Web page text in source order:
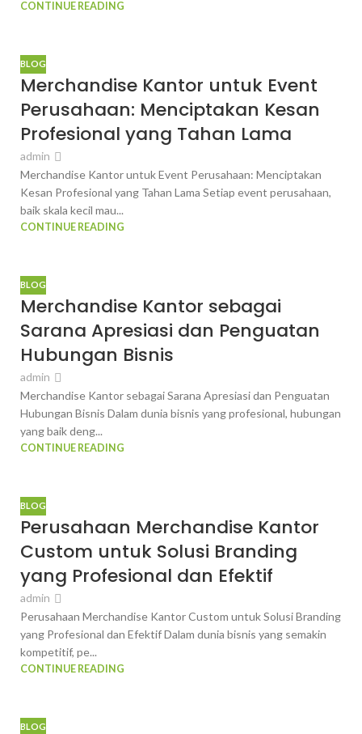
CONTINUE READING
BLOG
Merchandise Kantor untuk Event
Perusahaan: Menciptakan Kesan
Profesional yang Tahan Lama
admin
Merchandise Kantor untuk Event Perusahaan: Menciptakan
Kesan Profesional yang Tahan Lama Setiap event perusahaan,
baik skala kecil mau...
CONTINUE READING
BLOG
Merchandise Kantor sebagai
Sarana Apresiasi dan Penguatan
Hubungan Bisnis
admin
Merchandise Kantor sebagai Sarana Apresiasi dan Penguatan
Hubungan Bisnis Dalam dunia bisnis yang profesional, hubungan
yang baik deng...
CONTINUE READING
BLOG
Perusahaan Merchandise Kantor
Custom untuk Solusi Branding
yang Profesional dan Efektif
admin
Perusahaan Merchandise Kantor Custom untuk Solusi Branding
yang Profesional dan Efektif Dalam dunia bisnis yang semakin
kompetitif, pe...
CONTINUE READING
BLOG